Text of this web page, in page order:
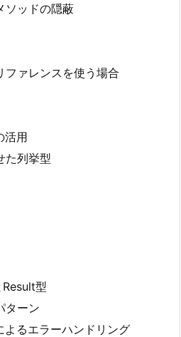
ソッドの隠蔽
ァレンスを使う場合
活用
た列挙型
型
ターン
よるエラーハンドリング